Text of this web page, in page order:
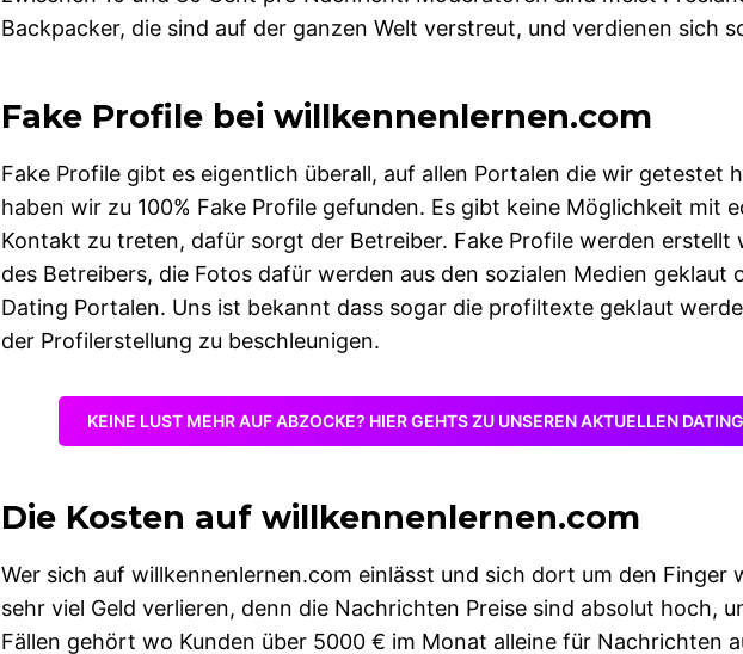
Backpacker, die sind auf der ganzen Welt verstreut, und verdienen sich
Fake Profile bei willkennenlernen.com
Fake Profile gibt es eigentlich überall, auf allen Portalen die wir getestet
haben wir zu 100% Fake Profile gefunden. Es gibt keine Möglichkeit mit
Kontakt zu treten, dafür sorgt der Betreiber. Fake Profile werden erstellt
des Betreibers, die Fotos dafür werden aus den sozialen Medien geklaut
Dating Portalen. Uns ist bekannt dass sogar die profiltexte geklaut
der Profilerstellung zu beschleunigen.
KEINE LUST MEHR AUF ABZOCKE? HIER GEHTS ZU UNSEREN AKTUELLEN
Die Kosten auf willkennenlernen.com
Wer sich auf willkennenlernen.com einlässt und sich dort um den Finger
sehr viel Geld verlieren, denn die Nachrichten Preise sind absolut hoch,
Fällen gehört wo Kunden über 5000 € im Monat alleine für Nachrichten